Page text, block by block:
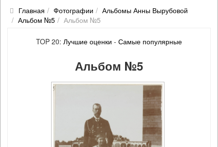
Главная Фотографии
Альбомы Анны Вырубовой
Альбом №5
Альбом №5
TOP 20: Лучшие оценки - Самые популярные
Альбом №5